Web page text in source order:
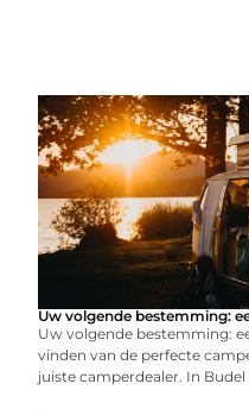
Uw volgende bestemming:
Uw volgende bestemming:
vinden van de perfecte
juiste camperdealer. In